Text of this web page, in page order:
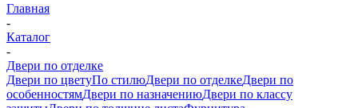
Главная
-
Каталог
-
Двери по отделке
Двери по цветуПо стилюДвери по отделкеДвери по
особенностямДвери по назначениюДвери по классу